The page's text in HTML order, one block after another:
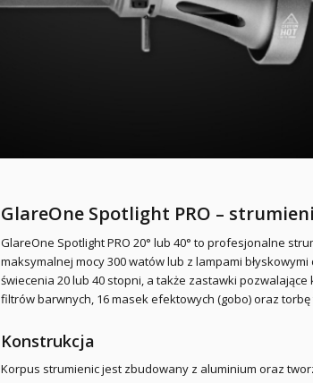
GlareOne Spotlight PRO –
GlareOne Spotlight PRO 20° lub 40° to profesjonalne
maksymalnej mocy 300 watów lub z lampami
świecenia 20 lub 40 stopni, a także zastawki
filtrów barwnych, 16 masek efektowych (gobo) oraz
Konstrukcja
Korpus strumienic jest zbudowany z aluminium oraz